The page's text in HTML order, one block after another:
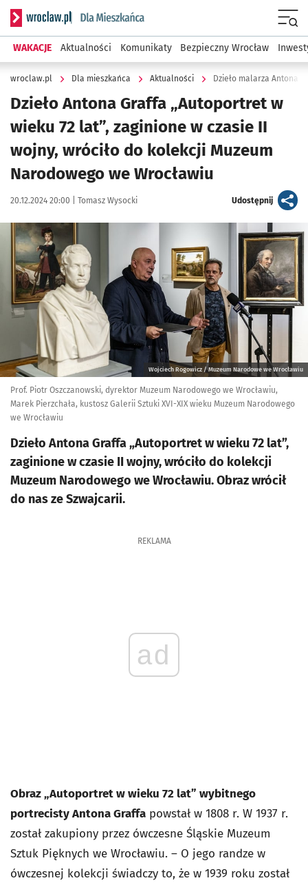
Serwis informacyjny wroclaw.pl podserwis: Dla mieszkańca
WAKACJE Aktualności Komunikaty Bezpieczny Wrocław
wroclaw.pl Dla mieszkańca Aktualności Dzieło malarza Antona
Dzieło Antona Graffa „Autoportret w
wieku 72 lat”, zaginione w czasie II
wojny, wróciło do kolekcji Muzeum
Narodowego we Wrocławiu
Data publikacji:
20.12.2024 20:00 | Autor:
Tomasz Wysocki Udostępnijartykuł
Kliknij, aby powiększyć
Wojciech Rogowicz / Muzeum Narodowe we Wrocławiu
Prof. Piotr Oszczanowski, dyrektor Muzeum Narodowego we Wrocławiu,
Marek Pierzchała, kustosz Galerii Sztuki XVI-XIX wieku Muzeum Narodowego
we Wrocławiu
Dzieło Antona Graffa „Autoportret w wieku 72 lat”,
zaginione w czasie II wojny, wróciło do kolekcji
Muzeum Narodowego we Wrocławiu. Obraz wrócił
do nas ze Szwajcarii.
REKLAMA
ad
Obraz „Autoportret w wieku 72 lat” wybitnego
portrecisty Antona Graffa powstał w 1808 r. W 1937 r.
został zakupiony przez ówczesne Śląskie Muzeum
Sztuk Pięknych we Wrocławiu. – O jego randze w
ówczesnej kolekcji świadczy to, że w 1939 roku został